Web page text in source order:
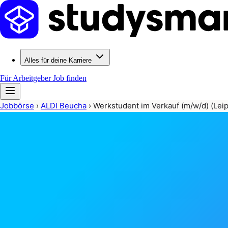
Alles für deine Karriere
Für ArbeitgeberJob finden
Jobbörse › ALDI Beucha › Werkstudent im Verkauf (m/w/d)